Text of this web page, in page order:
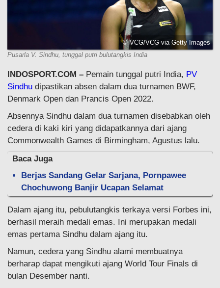
© VCG/VCG via Getty Images
Pusarla V. Sindhu, tunggal putri bulutangkis India
INDOSPORT.COM – Pemain tunggal putri India, PV
Sindhu dipastikan absen dalam dua turnamen BWF,
Denmark Open dan Prancis Open 2022.
Absennya Sindhu dalam dua turnamen disebabkan oleh
cedera di kaki kiri yang didapatkannya dari ajang
Commonwealth Games di Birmingham, Agustus lalu.
Baca Juga
Berjas Sandang Gelar Sarjana, Pornpawee
Chochuwong Banjir Ucapan Selamat
Dalam ajang itu, pebulutangkis terkaya versi Forbes ini,
berhasil meraih medali emas. Ini merupakan medali
emas pertama Sindhu dalam ajang itu.
Namun, cedera yang Sindhu alami membuatnya
berharap dapat mengikuti ajang World Tour Finals di
bulan Desember nanti.